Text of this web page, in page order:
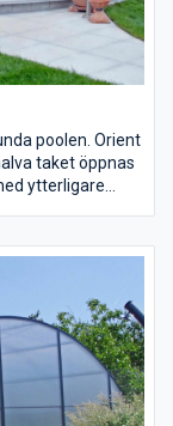
poolen. Orient
taket öppnas
ytterligare